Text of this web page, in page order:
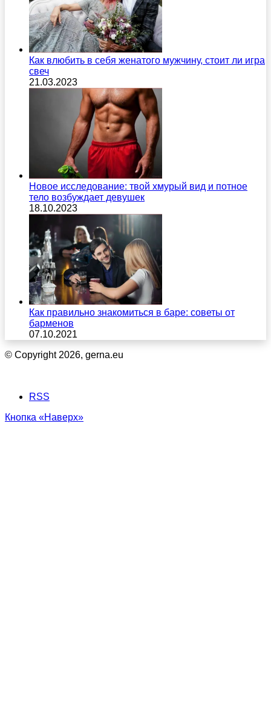
Как влюбить в себя женатого мужчину, стоит ли игра
свеч
21.03.2023
Новое исследование: твой хмурый вид и потное
тело возбуждает девушек
18.10.2023
Как правильно знакомиться в баре: советы от
барменов
07.10.2021
© Copyright 2026, gerna.eu
RSS
Кнопка «Наверх»